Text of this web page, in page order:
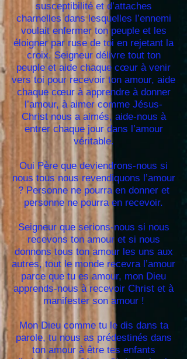
susceptibilité et d’attaches
charnelles dans lesquelles l’ennemi
voulait enfermer ton peuple et les
éloigner par ruse de toi en rejetant la
croix. Seigneur délivre tout ton
peuple et aide chaque cœur à venir
vers toi pour recevoir ton amour, aide
chaque cœur à apprendre à donner
l’amour, à aimer comme Jésus-
Christ nous a aimés, aide-nous à
entrer chaque jour dans l’amour
véritable.
Oui Père que deviendrons-nous si
nous tous nous revendiquons l’amour
? Personne ne pourra en donner et
personne ne pourra en recevoir.
Seigneur que serions-nous si nous
recevons ton amour et si nous
donnons tous ton amour les uns aux
autres, tout le monde recevra l’amour
parce que tu es amour, mon Dieu
apprends-nous à recevoir Christ et à
manifester son amour !
Mon Dieu comme tu le dis dans ta
parole, tu nous as prédestinés dans
ton amour à être tes enfants